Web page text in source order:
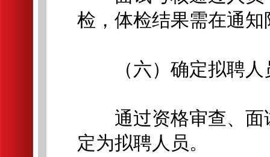
检，体检结果需在通
（六）确定拟聘人
通过资格审查、面
定为拟聘人员。